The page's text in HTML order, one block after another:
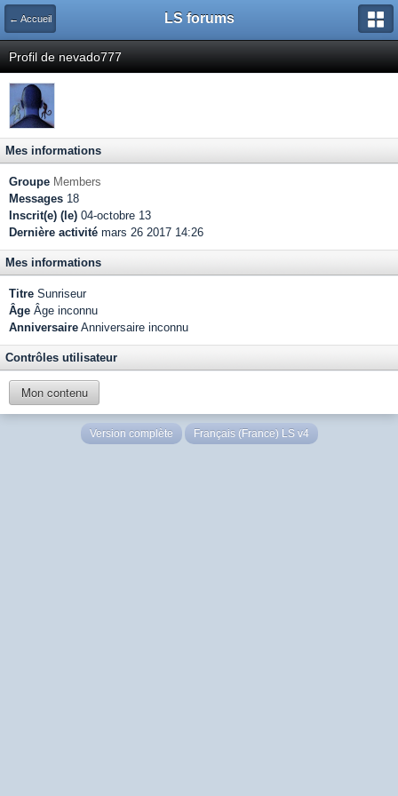
← Accueil LS forums
Profil de nevado777
Mes informations
Groupe Members
Messages 18
Inscrit(e) (le) 04-octobre 13
Dernière activité mars 26 2017 14:26
Mes informations
Titre Sunriseur
Âge Âge inconnu
Anniversaire Anniversaire inconnu
Contrôles utilisateur
Mon contenu
Version complète Français (France) LS v4